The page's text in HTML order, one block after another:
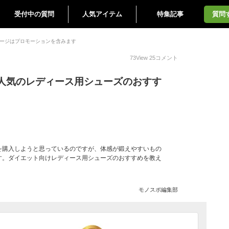
受付中の質問 人気アイテム 特集記事 質問
ジはプロモーションを含みます
73View 25コメント
気のレディース用シューズのおすす
入しようと思っているのですが、体感が鍛えやすいもの
ダイエット向けレディース用シューズのおすすめを教え
モノスポ編集部